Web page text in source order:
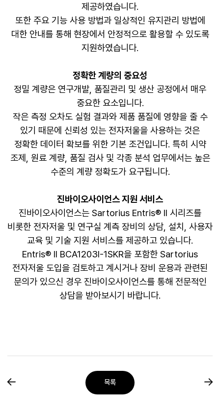
제공하였습니다.
또한 주요 기능 사용 방법과 일상적인 유지관리 방법에
대한 안내를 통해 현장에서 안정적으로 활용할 수 있도록
지원하였습니다.
정확한 계량의 중요성
정밀 계량은 연구개발, 품질관리 및 생산 공정에서 매우
중요한 요소입니다.
작은 측정 오차도 실험 결과와 제품 품질에 영향을 줄 수
있기 때문에 신뢰성 있는 전자저울을 사용하는 것은
정확한 데이터 확보를 위한 기본 조건입니다. 특히 시약
조제, 원료 계량, 품질 검사 및 각종 분석 업무에서는 높은
수준의 계량 정확도가 요구됩니다.
진바이오사이언스 지원 서비스
진바이오사이언스는 Sartorius Entris® II 시리즈를
비롯한 전자저울 및 연구실 계측 장비의 상담, 설치, 사용자
교육 및 기술 지원 서비스를 제공하고 있습니다.
Entris® II BCA1203I-1SKR을 포함한 Sartorius
전자저울 도입을 검토하고 계시거나 장비 운용과 관련된
문의가 있으신 경우 진바이오사이언스를 통해 전문적인
상담을 받아보시기 바랍니다.
목록